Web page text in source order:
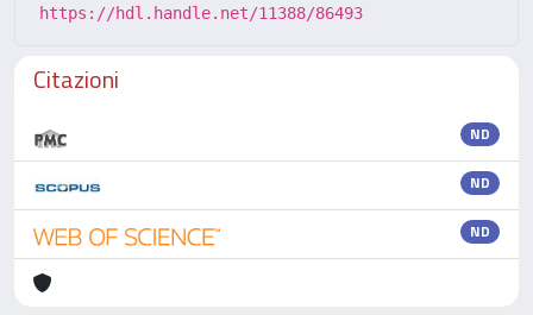
https://hdl.handle.net/11388/86493
Citazioni
ND
ND
ND